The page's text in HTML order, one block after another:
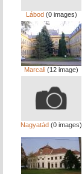
Lábod(0 images)
Marcali (12 image)
Nagyatád (0 images)